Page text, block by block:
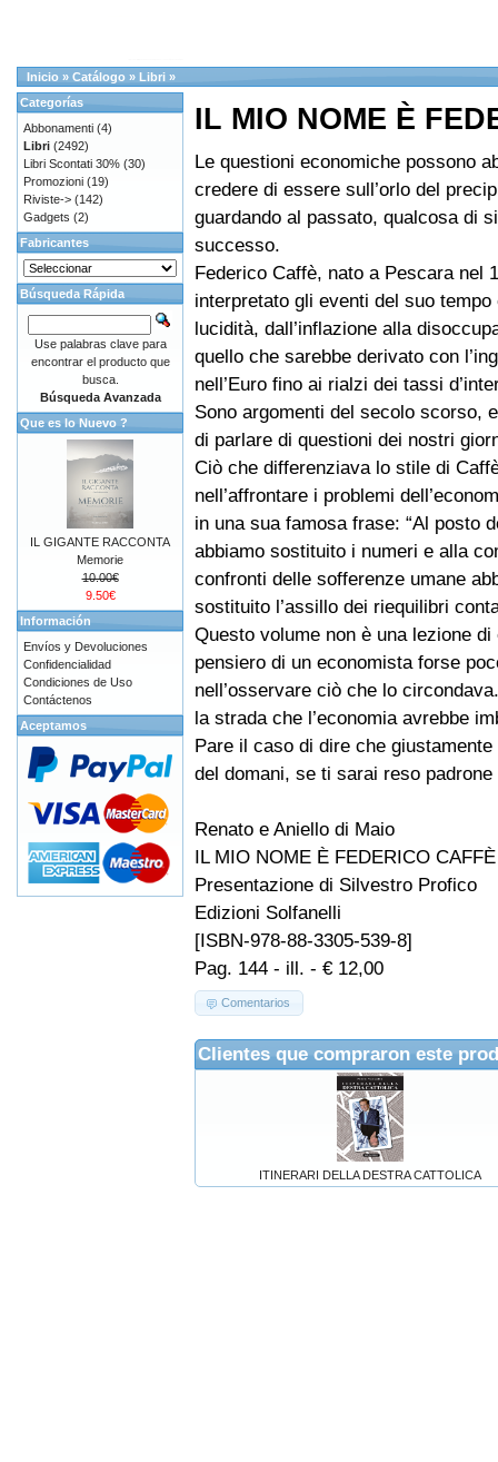
Inicio » Catálogo » Libri »
IL MIO NOME È
Le questioni economiche possono
credere di essere sull’orlo del
guardando al passato, qualcosa di
successo.
Federico Caffè, nato a Pescara nel
interpretato gli eventi del suo tempo
lucidità, dall’inflazione alla
quello che sarebbe derivato con
nell’Euro fino ai rialzi dei tassi
Sono argomenti del secolo scorso,
di parlare di questioni dei nostri
Ciò che differenziava lo stile di
nell’affrontare i problemi
in una sua famosa frase: “Al posto
abbiamo sostituito i numeri e alla
confronti delle sofferenze umane
sostituito l’assillo dei riequilibri
Questo volume non è una lezione
pensiero di un economista forse
nell’osservare ciò che lo
la strada che l’economia avrebbe
Pare il caso di dire che
del domani, se ti sarai reso padrone
Renato e Aniello di Maio
IL MIO NOME È FEDERICO CAFFÈ
Presentazione di Silvestro Profico
Edizioni Solfanelli
[ISBN-978-88-3305-539-8]
Pag. 144 - ill. - € 12,00
Comentarios
Clientes que compraron este
ITINERARI DELLA DESTRA CATTOLICA
Categorías
Abbonamenti (4)
Libri (2492)
Libri Scontati 30% (30)
Promozioni (19)
Riviste-> (142)
Gadgets (2)
Fabricantes
Búsqueda Rápida
Use palabras clave para
encontrar el producto que
busca.
Búsqueda Avanzada
Que es lo Nuevo ?
IL GIGANTE RACCONTA
Memorie
10.00€
9.50€
Información
Envíos y Devoluciones
Confidencialidad
Condiciones de Uso
Contáctenos
Aceptamos